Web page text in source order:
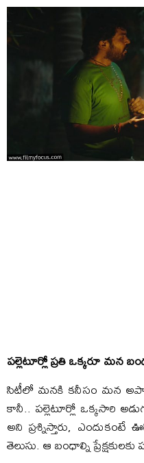
పల్లెటూర్లో ప్రతి ఒక్కరూ మన
సిటీలో మనకి కనీసం మన
కానీ.. పల్లెటూర్లో ఒక్కసారి
అని ప్రశ్నిస్తారు, ఎందుకంటే
తెలుసు. ఆ బంధాల్ని